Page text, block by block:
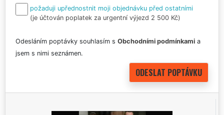
požaduji upřednostnit moji objednávku před ostatními
(je účtován poplatek za urgentní výjezd 2 500 Kč)
Odesláním poptávky souhlasím s Obchodními podmínkami a
jsem s nimi seznámen.